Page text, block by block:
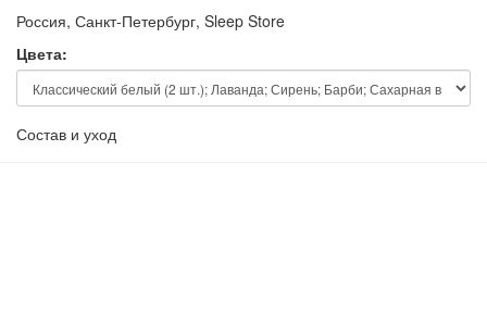
Россия, Санкт-Петербург, Sleep Store
Цвета:
Состав и уход